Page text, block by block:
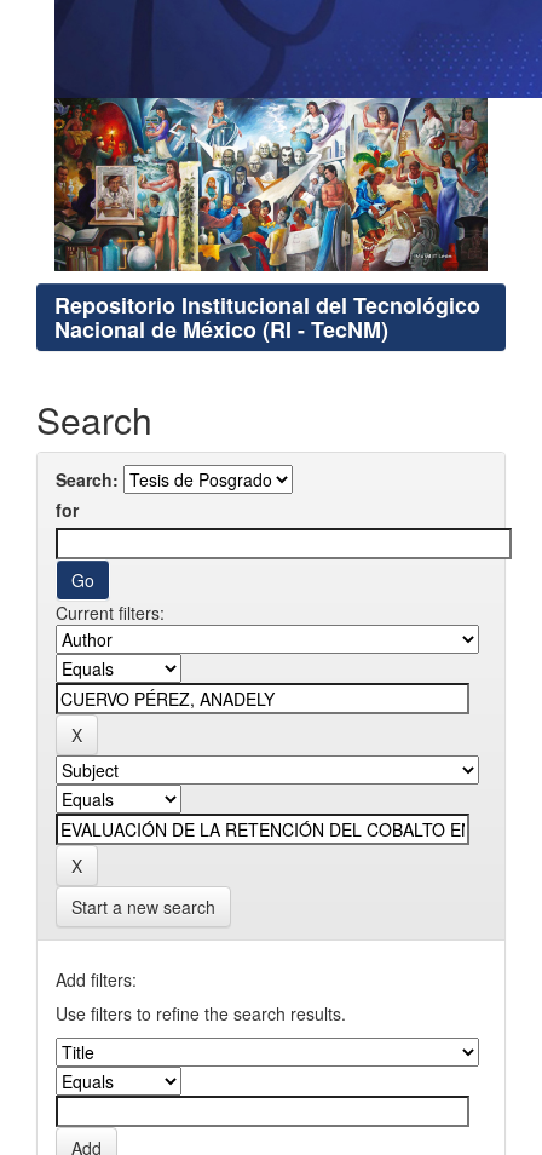
Repositorio Institucional del Tecnológico
Nacional de México (RI - TecNM)
Search
Search:
for
Current filters:
Start a new search
Add filters:
Use filters to refine the search results.